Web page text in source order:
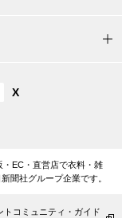
ブレスレット
X
EC・直営店で衣料・雑
聞社グループ企業です。
トコミュニティ・ガイド